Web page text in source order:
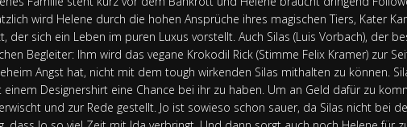
wird Helene durch die hohen Ansprüche ihres magischen Tiers, Kater
der sich ein Leben im puren Luxus vorstellt. Auch Silas (Luis Vorbach), der
Begleiter: Ihm wird das vegane Krokodil Rick (Stimme Felix Kramer) zur
Angst hat, nicht mit dem tough wirkenden Silas mithalten zu können.
Designershirt eine Chance bei ihr zu haben. Um an Geld dafür zu
und zur Rede gestellt. Jo ist sowieso schon sauer, da Silas nicht bei